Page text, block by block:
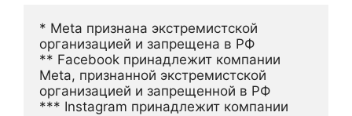
* Meta признана экстремистской
организацией и запрещена в РФ
** Facebook принадлежит компании
Meta, признанной экстремистской
организацией и запрещенной в РФ
*** Instagram принадлежит компании